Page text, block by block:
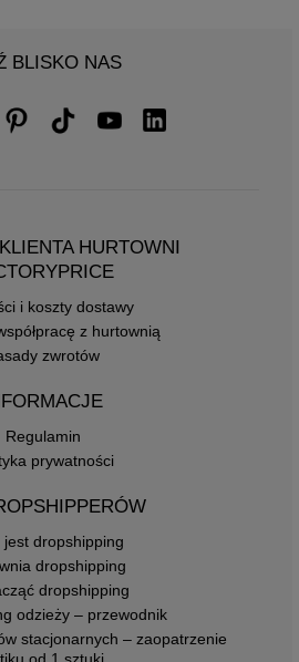
BLISKO NAS
HURTOWNI
i koszty dostawy
z hurtownią
zwrotów
Regulamin
prywatności
jest dropshipping
dropshipping
dropshipping
odzieży – przewodnik
stacjonarnych – zaopatrzenie